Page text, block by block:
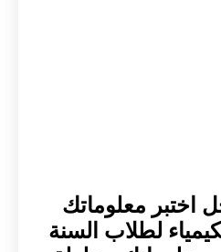
اختبر معلوماتك
لطلاب السنة